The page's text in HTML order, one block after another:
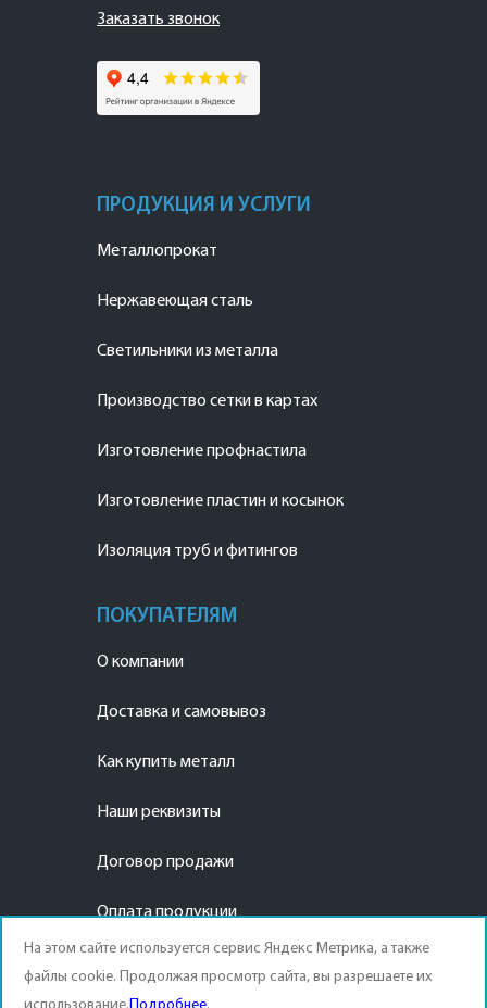
Заказать звонок
ПРОДУКЦИЯ И УСЛУГИ
Металлопрокат
Нержавеющая сталь
Светильники из металла
Производство сетки в картах
Изготовление профнастила
Изготовление пластин и косынок
Изоляция труб и фитингов
ПОКУПАТЕЛЯМ
О компании
Доставка и самовывоз
Как купить металл
Наши реквизиты
Договор продажи
Оплата продукции
На этом сайте используется сервис Яндекс Метрика, а также
файлы cookie. Продолжая просмотр сайта, вы разрешаете их